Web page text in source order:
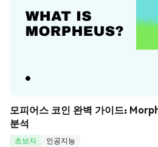
모피어스 코인 완벽 가이드:
분석
초보자
인공지능